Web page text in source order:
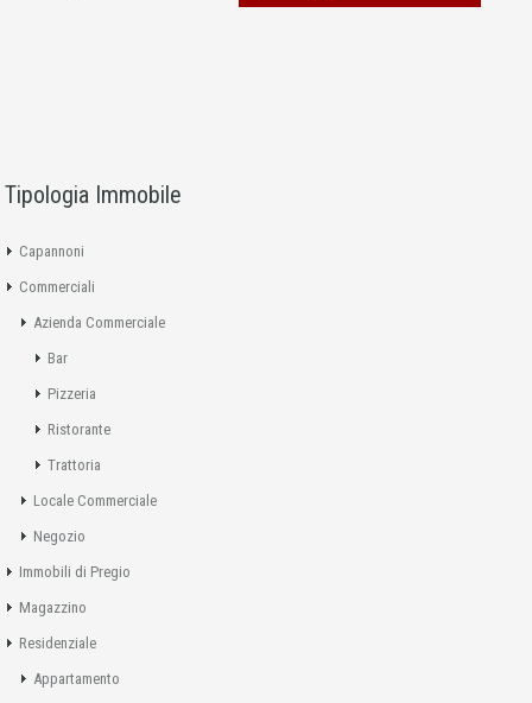
Tipologia Immobile
Capannoni
Commerciali
Azienda Commerciale
Bar
Pizzeria
Ristorante
Trattoria
Locale Commerciale
Negozio
Immobili di Pregio
Magazzino
Residenziale
Appartamento